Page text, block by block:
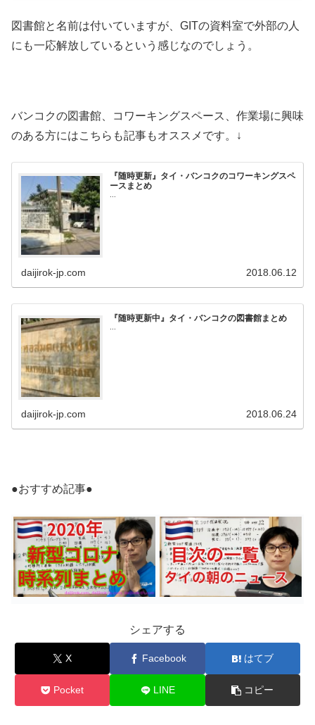
図書館と名前は付いていますが、GITの資料室で外部の人
にも一応解放しているという感じなのでしょう。
バンコクの図書館、コワーキングスペース、作業場に興味
のある方にはこちらも記事もオススメです。↓
『随時更新』タイ・バンコクのコワーキングスペ
ースまとめ
...
daijirok-jp.com 2018.06.12
『随時更新中』タイ・バンコクの図書館まとめ
daijirok-jp.com 2018.06.24
●おすすめ記事●
シェアする
X Facebook はてブ
Pocket LINE コピー